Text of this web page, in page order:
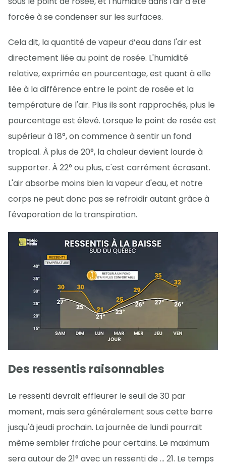
forcée à se condenser sur les surfaces.
Cela dit, la quantité de vapeur d’eau dans l'air est
directement liée au point de rosée. L'humidité
relative, exprimée en pourcentage, est quant à elle
liée à la différence entre le point de rosée et la
température de l'air. Plus ils sont rapprochés, plus le
pourcentage est élevé. Lorsque le point de rosée est
supérieur à 18°, on commence à sentir un fond
tropical. À plus de 20°, la chaleur devient lourde à
supporter. À 22° ou plus, c'est carrément écrasant.
L'air absorbe moins bien la vapeur d'eau, et notre
corps ne peut donc pas se refroidir autant grâce à
l'évaporation de la transpiration.
Des ressentis raisonnables
Le ressenti devrait effleurer le seuil de 30 par
moment, mais sera généralement sous cette barre
jusqu'à jeudi prochain. La journée de lundi pourrait
même sembler fraîche pour certains. Le maximum
sera autour de 21° avec un ressenti de ... 21. Le temps